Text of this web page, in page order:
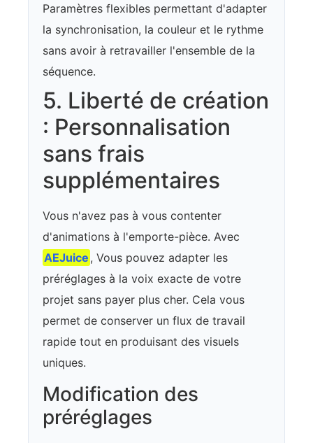
Paramètres flexibles permettant d'adapter
la synchronisation, la couleur et le rythme
sans avoir à retravailler l'ensemble de la
séquence.
5. Liberté de création
: Personnalisation
sans frais
supplémentaires
Vous n'avez pas à vous contenter
d'animations à l'emporte-pièce. Avec
AEJuice , Vous pouvez adapter les
préréglages à la voix exacte de votre
projet sans payer plus cher. Cela vous
permet de conserver un flux de travail
rapide tout en produisant des visuels
uniques.
Modification des
préréglages